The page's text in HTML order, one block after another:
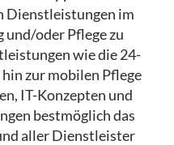
Dienstleistungen im
und/oder Pflege zu
wie die 24-
zur mobilen Pflege
IT-Konzepten und
bestmöglich das
aller Dienstleister